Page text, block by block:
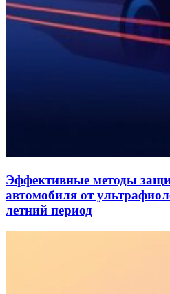
Эффективные методы
автомобиля от
летний период